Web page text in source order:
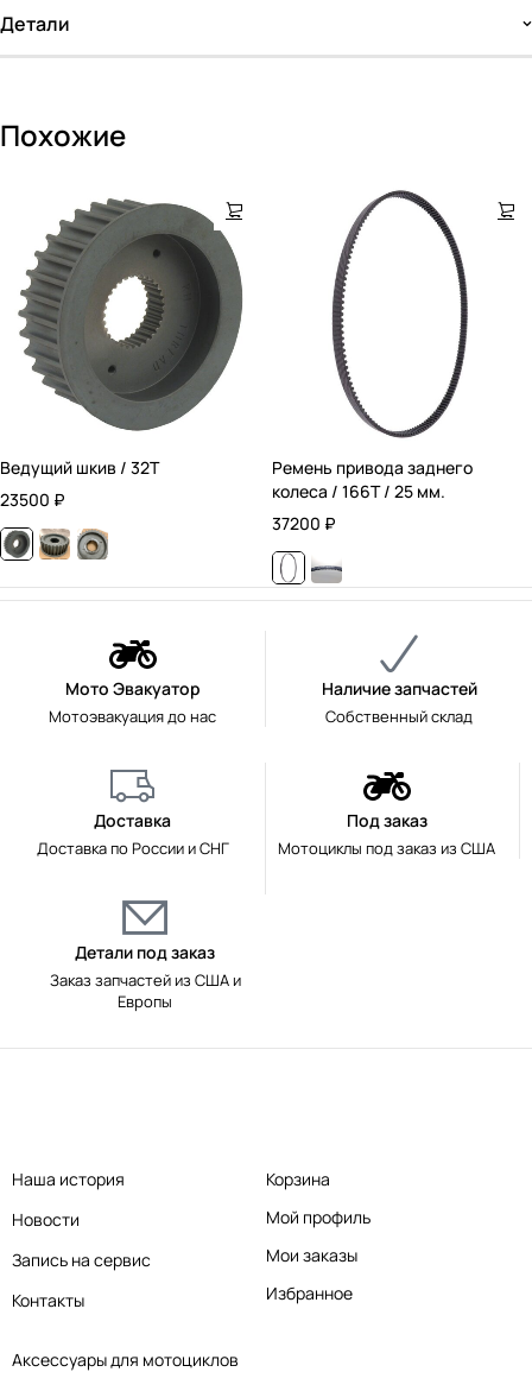
Детали
Похожие
Ведущий шкив / 32T
23500 ₽
Ремень привода заднего
колеса / 166T / 25 мм.
37200 ₽
Мото Эвакуатор
Мотоэвакуация до нас
Наличие запчастей
Собственный склад
Доставка
Доставка по России и СНГ
Под заказ
Мотоциклы под заказ из США
Детали под заказ
Заказ запчастей из США и
Европы
Аксессуары для мотоциклов
Наша история
Новости
Запись на сервис
Контакты
Корзина
Мой профиль
Мои заказы
Избранное